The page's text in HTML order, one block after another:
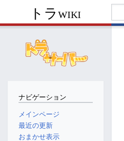
トラwiki
ナビゲーション
メインページ
最近の更新
おまかせ表示